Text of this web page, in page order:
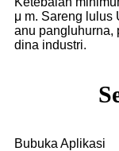
μ m. Sareng lulus
anu pangluhurna,
dina industri.
Bubuka Aplikasi